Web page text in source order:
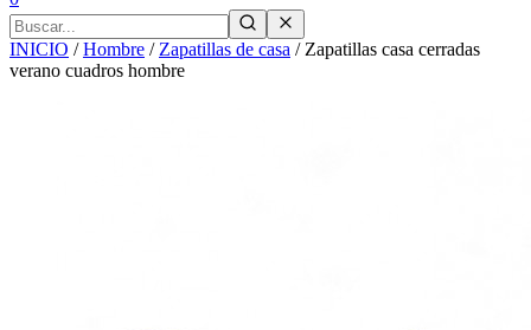
INICIO /Hombre / Zapatillas de casa / Zapatillas casa cerradas
verano cuadros hombre